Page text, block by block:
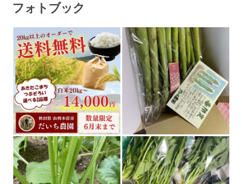
を育て、甘さだけを追いかけないで
す。弱点が日持ちがしないため市場出荷に向いていな
い事、直売所かネット販売のみとなってる商品です。
フォトブック